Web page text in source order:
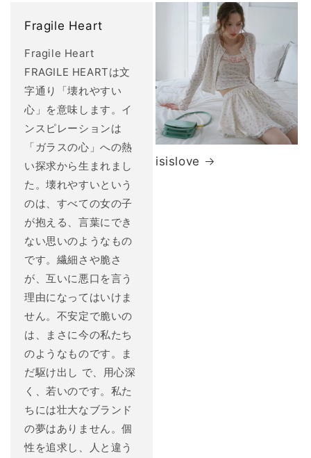
Fragile Heart
Fragile Heart
FRAGILE HEARTは文
字通り「壊れやすい
心」を意味します。イ
ンスピレーションは
「ガラスの心」への熱
い探求から生まれまし
た。壊れやすいという
のは、すべての女の子
が抱える、言葉にでき
ない思いのようなもの
です。繊細さや脆さ
が、互いに悪口を言う
理由になってはいけま
せん。不安定で脆いの
は、まさに今の私たち
のようなものです。ま
だ駆け出し で、用心深
く、若いのです。私た
ちには壮大なブランド
の夢はありません。個
性を追求し、人と違う
isislove